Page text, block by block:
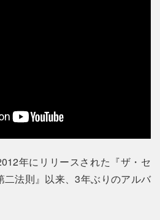
年にリリースされた『ザ・セ
二法則』以来、3年ぶりのアルバ